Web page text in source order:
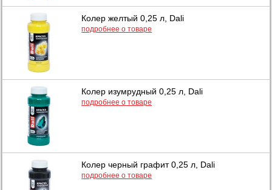
Колер желтый 0,25 л, Dali
подробнее о товаре
Колер изумрудный 0,25 л, Dali
подробнее о товаре
Колер черный графит 0,25 л, Dali
подробнее о товаре